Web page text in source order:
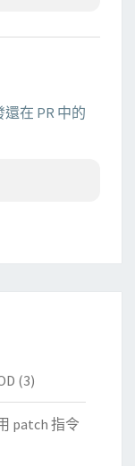
在 PR 中的
(3)
patch 指令